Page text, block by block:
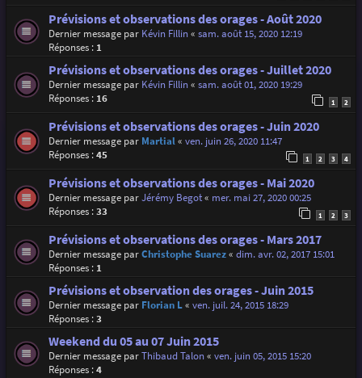
Prévisions et observations des orages - Août 2020
Dernier message par Kévin Fillin« sam. août 15, 2020 12:19
Réponses : 1
Prévisions et observations des orages - Juillet 2020
Dernier message par Kévin Fillin« sam. août 01, 2020 19:29
Réponses : 16 1 2
Prévisions et observations des orages - Juin 2020
Dernier message par Martial« ven. juin 26, 2020 11:47
Réponses :45 1 2 3 4
Prévisions et observations des orages - Mai 2020
Dernier message parJérémy Begot« mer. mai 27, 2020 00:25
Réponses :33 1 2 3
Prévisions et observations des orages - Mars 2017
Dernier message parChristophe Suarez« dim. avr. 02, 2017 15:01
Réponses : 1
Prévisions et observation des orages - Juin 2015
Dernier message par Florian L« ven. juil. 24, 2015 18:29
Réponses :3
Weekend du 05 au 07 Juin 2015
Dernier message parThibaud Talon« ven. juin 05, 2015 15:20
Réponses :4